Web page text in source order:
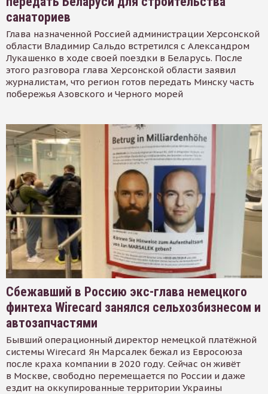
санаториев
Глава назначенной Россией администрации Херсонской
области Владимир Сальдо встретился с Александром
Лукашенко в ходе своей поездки в Беларусь. После
этого разговора глава Херсонской области заявил
журналистам, что регион готов передать Минску часть
побережья Азовского и Черного морей
Сбежавший в Россию экс-глава немецкого
финтеха Wirecard занялся сельхозбизнесом и
автозапчастями
Бывший операционный директор немецкой платёжной
системы Wirecard Ян Марсалек бежал из Евросоюза
после краха компании в 2020 году. Сейчас он живёт
в Москве, свободно перемещается по России и даже
ездит на оккупированные территории Украины